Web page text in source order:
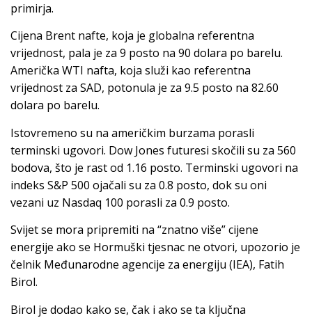
primirja.
Cijena Brent nafte, koja je globalna referentna
vrijednost, pala je za 9 posto na 90 dolara po barelu.
Američka WTI nafta, koja služi kao referentna
vrijednost za SAD, potonula je za 9.5 posto na 82.60
dolara po barelu.
Istovremeno su na američkim burzama porasli
terminski ugovori. Dow Jones futuresi skočili su za 560
bodova, što je rast od 1.16 posto. Terminski ugovori na
indeks S&P 500 ojačali su za 0.8 posto, dok su oni
vezani uz Nasdaq 100 porasli za 0.9 posto.
Svijet se mora pripremiti na “znatno više” cijene
energije ako se Hormuški tjesnac ne otvori, upozorio je
čelnik Međunarodne agencije za energiju (IEA), Fatih
Birol.
Birol je dodao kako se, čak i ako se ta ključna